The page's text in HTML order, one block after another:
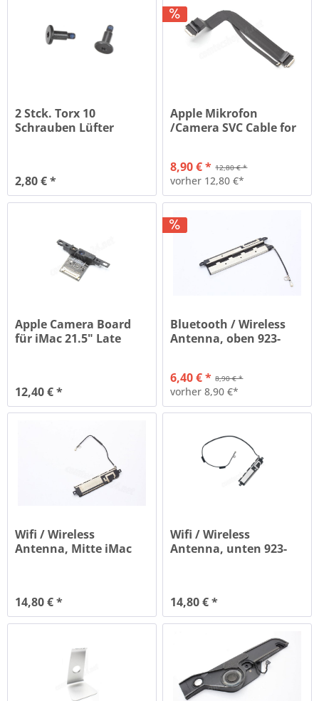
2 Stck. Torx 10
Schrauben Lüfter
2,80 € *
Apple Mikrofon
/Camera SVC Cable for
12,80 € *
8,90 € *
vorher 12,80 €*
Apple Camera Board
für iMac 21.5" Late
12,40 € *
Bluetooth / Wireless
Antenna, oben 923-
8,90 € *
6,40 € *
vorher 8,90 €*
Wifi / Wireless
Antenna, Mitte iMac
14,80 € *
Wifi / Wireless
Antenna, unten 923-
14,80 € *